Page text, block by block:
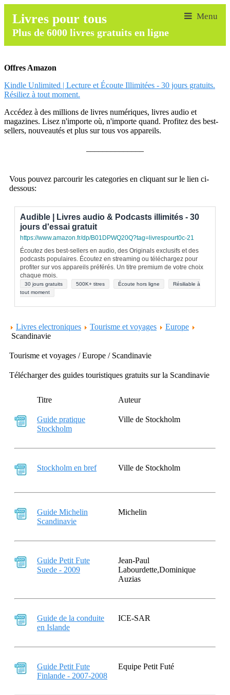
Livres pour tous
Plus de 6000 livres gratuits en ligne
Offres Amazon
Kindle Unlimited | Lecture et Écoute Illimitées - 30 jours gratuits.
Résiliez à tout moment.
Accédez à des millions de livres numériques, livres audio et
magazines. Lisez n'importe où, n'importe quand. Profitez des best-
sellers, nouveautés et plus sur tous vos appareils.
Vous pouvez parcourir les categories en cliquant sur le lien ci-
dessous:
Audible | Livres audio & Podcasts illimités - 30
jours d'essai gratuit
https://www.amazon.fr/dp/B01DPWQ20Q?tag=livrespourt0c-21
Écoutez des best-sellers en audio, des Originals exclusifs et des
podcasts populaires. Écoutez en streaming ou téléchargez pour
profiter sur vos appareils préférés. Un titre premium de votre choix
chaque mois.
30 jours gratuits 500K+ titres Écoute hors ligne
Résiliable à
tout moment
Livres electroniques Tourisme et voyages
Europe
Scandinavie
Tourisme et voyages / Europe / Scandinavie
Télécharger des guides touristiques gratuits sur la Scandinavie
Titre Auteur
Guide pratique
Stockholm
Ville de Stockholm
Stockholm en bref Ville de Stockholm
Guide Michelin
Scandinavie
Michelin
Guide Petit Fute
Suede - 2009
Jean-Paul
Labourdette,Dominique
Auzias
Guide de la conduite
en Islande
ICE-SAR
Guide Petit Fute
Finlande - 2007-2008
Equipe Petit Futé